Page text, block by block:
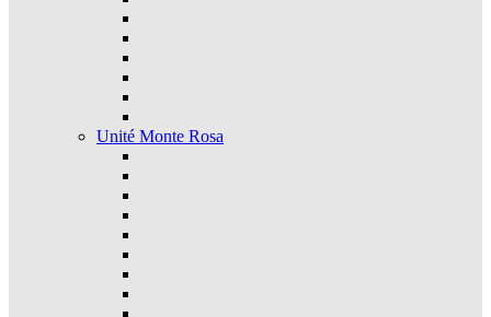
Unité Monte Rosa